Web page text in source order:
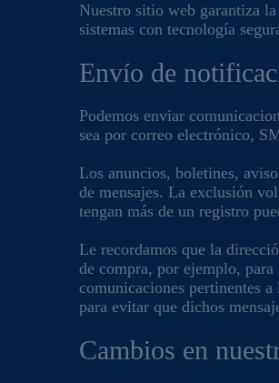
Nuestro sitio web garantiza
sistemas con tecnología
Envío de
Podemos enviar
sea por correo electrónico,
Los anuncios, boletines,
de mensajes. La exclusión
tengan más de un registro
Le recordamos que la
de compra, por ejemplo,
comunicaciones pertinentes
para evitar que dichos
Cambios en